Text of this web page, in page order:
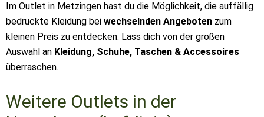
Im Outlet in Metzingen hast du die Möglichkeit, die auffällig
bedruckte Kleidung bei wechselnden Angeboten zum
kleinen Preis zu entdecken. Lass dich von der großen
Auswahl an Kleidung, Schuhe, Taschen & Accessoires
überraschen.
Weitere Outlets in der